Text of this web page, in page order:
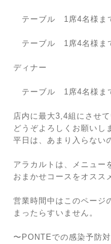
テーブル 1席4名様ま
テーブル 1席4名様ま
ディナー
テーブル 1席4名様
店内に最大3,4組にさせ
どうぞよろしくお願いし
平日は、あまり入らない
アラカルトは、メニュー
おまかせコースをオスス
営業時間中はこのページ
まったらすいません。
〜PONTEでの感染予防